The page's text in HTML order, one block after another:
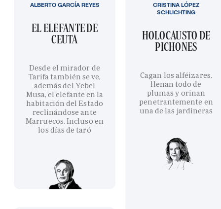
EL ELEFANTE DE
CEUTA
Desde el mirador de
Tarifa también se ve,
además del Yebel
Musa, el elefante en la
habitación del Estado
reclinándose ante
Marruecos. Incluso en
los días de taró
ALBERTO GARCÍA REYES
HOLOCAUSTO DE
PICHONES
Cagan los alféizares,
llenan todo de
plumas y orinan
penetrantemente en
una de las jardineras
CRISTINA LÓPEZ
SCHLICHTING